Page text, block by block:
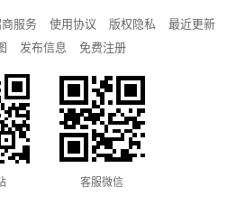
服务 使用协议 版权隐私
最近更新
发布信息 免费注册
客服微信